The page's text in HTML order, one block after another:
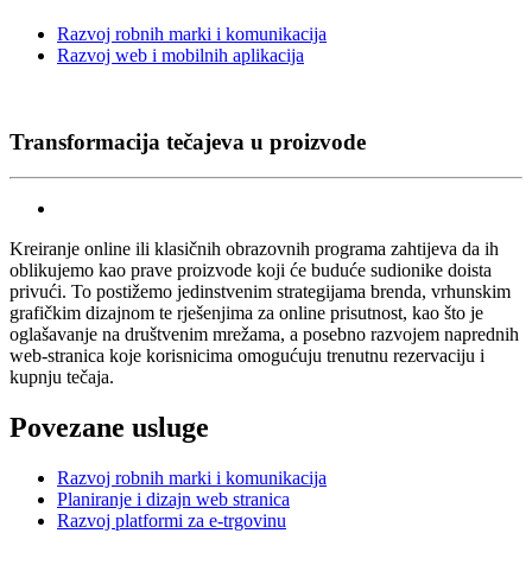
Razvoj robnih marki i komunikacija
Razvoj web i mobilnih aplikacija
Transformacija tečajeva u proizvode
Kreiranje online ili klasičnih obrazovnih programa zahtijeva da ih
oblikujemo kao prave proizvode koji će buduće sudionike doista
privući. To postižemo jedinstvenim strategijama brenda, vrhunskim
grafičkim dizajnom te rješenjima za online prisutnost, kao što je
oglašavanje na društvenim mrežama, a posebno razvojem naprednih
web-stranica koje korisnicima omogućuju trenutnu rezervaciju i
kupnju tečaja.
Povezane usluge
Razvoj robnih marki i komunikacija
Planiranje i dizajn web stranica
Razvoj platformi za e-trgovinu